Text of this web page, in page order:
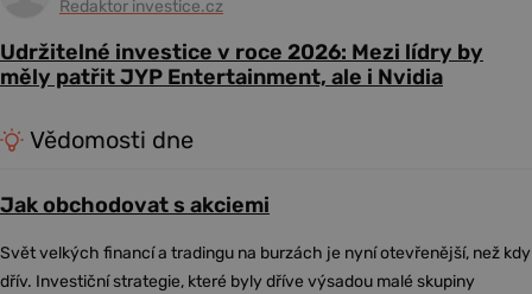
Redaktor investice.cz
Udržitelné investice v roce 2026: Mezi lídry by
měly patřit JYP Entertainment, ale i Nvidia
Vědomosti dne
Jak obchodovat s akciemi
Svět velkých financí a tradingu na burzách je nyní otevřenější, než kdy
dřív. Investiční strategie, které byly dříve výsadou malé skupiny